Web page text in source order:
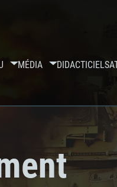
MÉDIA DIDACTICIELS